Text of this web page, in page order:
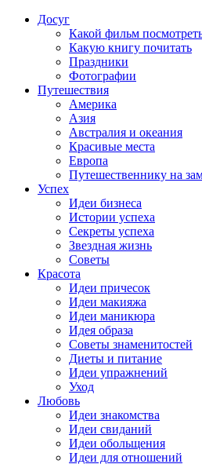
Досуг
Какой фильм
Какую книгу почитать
Праздники
Фотографии
Путешествия
Америка
Азия
Австралия и океания
Красивые места
Европа
Путешественнику на
Успех
Идеи бизнеса
Истории успеха
Секреты успеха
Звездная жизнь
Советы
Красота
Идеи причесок
Идеи макияжа
Идеи маникюра
Идея образа
Советы знаменитостей
Диеты и питание
Идеи упражнений
Уход
Любовь
Идеи знакомства
Идеи свиданий
Идеи обольщения
Идеи для отношений